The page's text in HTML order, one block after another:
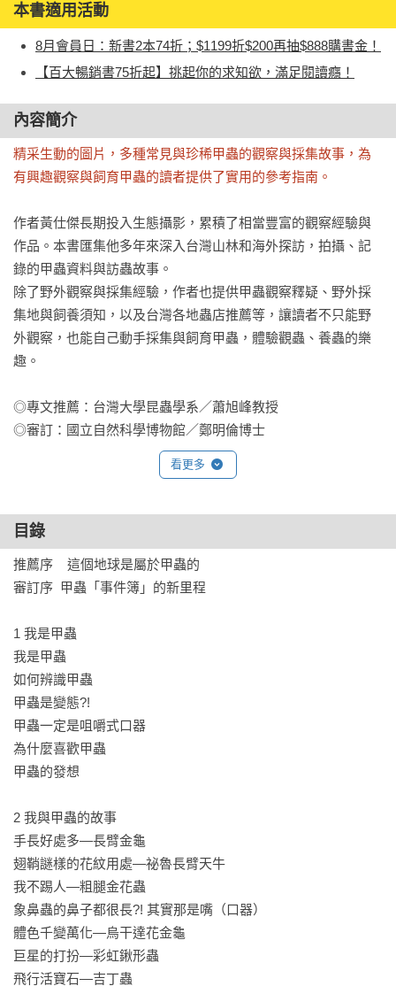
本書適用活動
8月會員日：新書2本74折；$1199折$200再抽$888購書金！
【百大暢銷書75折起】挑起你的求知欲，滿足閱讀癮！
內容簡介
精采生動的圖片，多種常見與珍稀甲蟲的觀察與採集故事，為
有興趣觀察與飼育甲蟲的讀者提供了實用的參考指南。
作者黃仕傑長期投入生態攝影，累積了相當豐富的觀察經驗與
作品。本書匯集他多年來深入台灣山林和海外探訪，拍攝、記
錄的甲蟲資料與訪蟲故事。
除了野外觀察與採集經驗，作者也提供甲蟲觀察釋疑、野外採
集地與飼養須知，以及台灣各地蟲店推薦等，讓讀者不只能野
外觀察，也能自己動手採集與飼育甲蟲，體驗觀蟲、養蟲的樂
趣。
◎專文推薦：台灣大學昆蟲學系／蕭旭峰教授
◎審訂：國立自然科學博物館／鄭明倫博士
看更多
目錄
推薦序    這個地球是屬於甲蟲的
審訂序  甲蟲「事件簿」的新里程
1 我是甲蟲
我是甲蟲
如何辨識甲蟲
甲蟲是變態?!
甲蟲一定是咀嚼式口器
為什麼喜歡甲蟲
甲蟲的發想
2 我與甲蟲的故事
手長好處多—長臂金龜
翅鞘謎樣的花紋用處—祕魯長臂天牛
我不踢人—粗腿金花蟲
象鼻蟲的鼻子都很長?! 其實那是嘴（口器）
體色千變萬化—烏干達花金龜
巨星的打扮—彩虹鍬形蟲
飛行活寶石—吉丁蟲